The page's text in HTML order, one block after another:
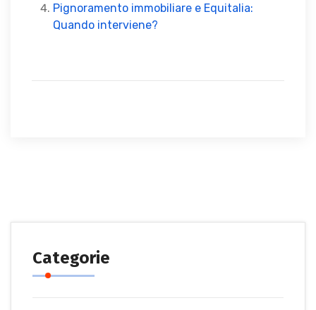
Pignoramento immobiliare e Equitalia:
Quando interviene?
Categorie